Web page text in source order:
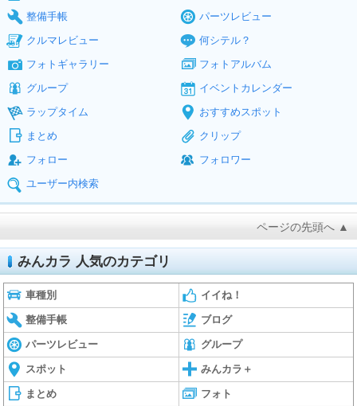
整備手帳
パーツレビュー
クルマレビュー
何シテル？
フォトギャラリー
フォトアルバム
グループ
イベントカレンダー
ラップタイム
おすすめスポット
まとめ
クリップ
フォロー
フォロワー
ユーザー内検索
ページの先頭へ ▲
みんカラ 人気のカテゴリ
車種別 イイね！
整備手帳 ブログ
パーツレビュー グループ
スポット みんカラ＋
まとめ フォト